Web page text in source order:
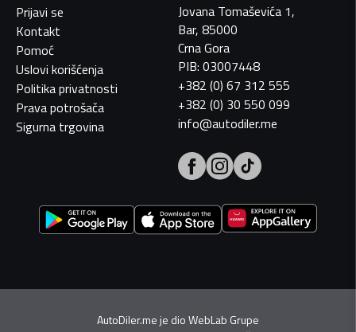
Prijavi se
Kontakt
Pomoć
Uslovi korišćenja
Politika privatnosti
Prava potrošača
Sigurna trgovina
Jovana Tomaševića 1,
Bar, 85000
Crna Gora
PIB: 03007448
+382 (0) 67 312 555
+382 (0) 30 550 099
info@autodiler.me
AutoDiler.me je dioWebLab Grupe